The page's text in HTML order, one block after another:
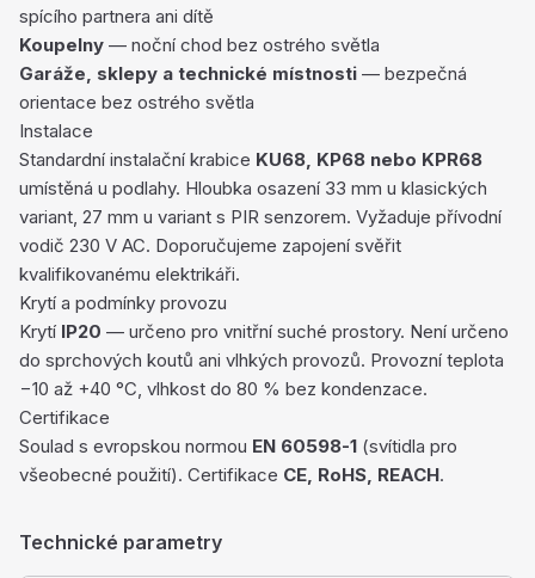
spícího partnera ani dítě
Koupelny — noční chod bez ostrého světla
Garáže, sklepy a technické místnosti — bezpečná
orientace bez ostrého světla
Instalace
Standardní instalační krabice KU68, KP68 nebo KPR68
umístěná u podlahy. Hloubka osazení 33 mm u klasických
variant, 27 mm u variant s PIR senzorem. Vyžaduje přívodní
vodič 230 V AC. Doporučujeme zapojení svěřit
kvalifikovanému elektrikáři.
Krytí a podmínky provozu
Krytí IP20 — určeno pro vnitřní suché prostory. Není určeno
do sprchových koutů ani vlhkých provozů. Provozní teplota
−10 až +40 °C, vlhkost do 80 % bez kondenzace.
Certifikace
Soulad s evropskou normou EN 60598-1 (svítidla pro
všeobecné použití). Certifikace CE, RoHS, REACH.
Technické parametry